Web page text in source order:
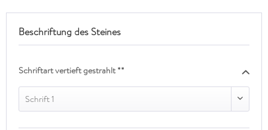
Beschriftung des Steines
Schriftart vertieft gestrahlt **
Schrift 1